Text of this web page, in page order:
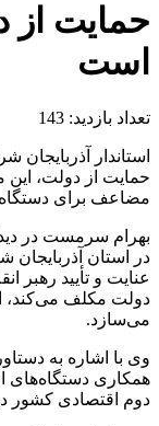
حمایت از
است
تعداد بازدید: 143
استاندار
حمایت از دولت،
مضاعف برای
بهرام سرمست در
در استان آذربایجان
عنایت و تأیید رهبر
دولت مکلف می‌کند،
می‌سازد.
وی با اشاره به
همکاری
دوم اقتصادی کشور